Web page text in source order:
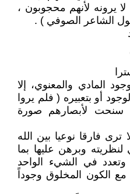
يرونه لأنهم محجوبون ،
الشاعر الصوفي ) .
المادي والمعنوي، إلا
أو بتعبيره ( فلم يروا
سنحت لأبصارهم صورة
ترى فارقا نوعيا بين الله
وبرهن عليها بما
في الشيء الواحد
مع الكون المخلوق وجوداً